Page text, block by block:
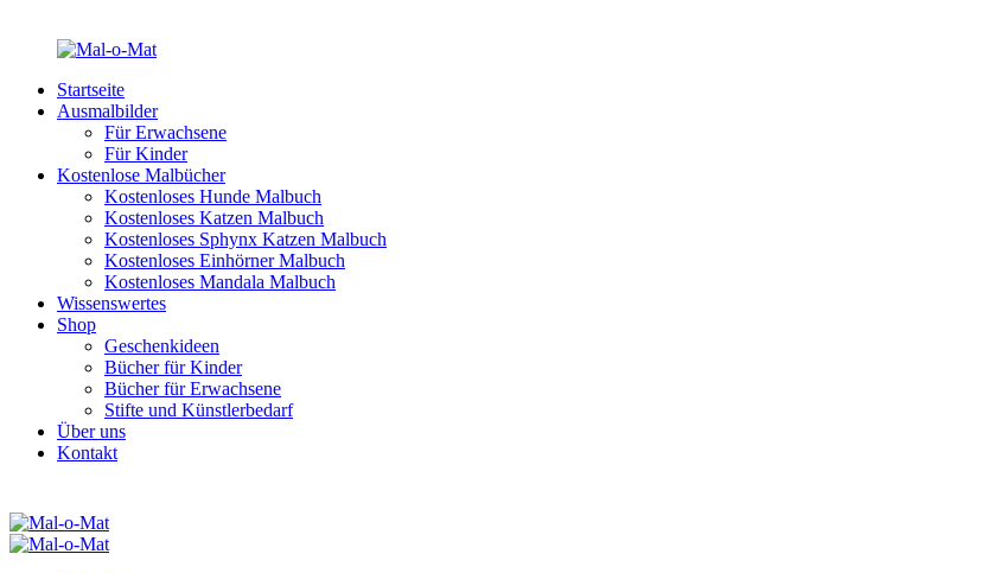
Startseite
Ausmalbilder
Für Erwachsene
Für Kinder
Kostenlose Malbücher
Kostenloses Hunde Malbuch
Kostenloses Katzen Malbuch
Kostenloses Sphynx Katzen Malbuch
Kostenloses Einhörner Malbuch
Kostenloses Mandala Malbuch
Wissenswertes
Shop
Geschenkideen
Bücher für Kinder
Bücher für Erwachsene
Stifte und Künstlerbedarf
Über uns
Kontakt